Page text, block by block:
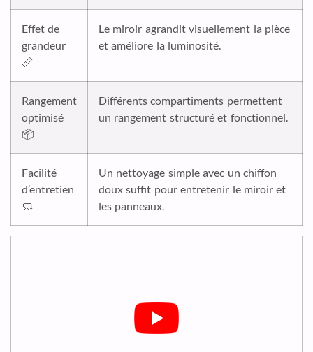
Effet de
grandeur
📏
Le miroir agrandit visuellement la pièce
et améliore la luminosité.
Rangement
optimisé
📦
Différents compartiments permettent
un rangement structuré et fonctionnel.
Facilité
d’entretien
🧼
Un nettoyage simple avec un chiffon
doux suffit pour entretenir le miroir et
les panneaux.